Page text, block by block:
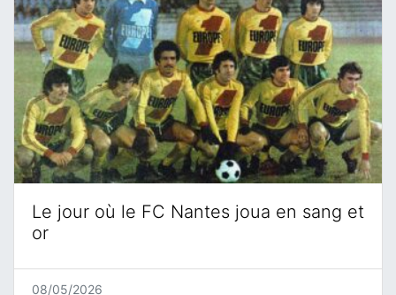
Le jour où le FC Nantes joua en sang et
or
08/05/2026